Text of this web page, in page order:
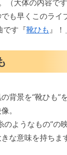
（大体の内容です
も早くこのライ
です『靴ひも 』！
背景を“靴ひも”
。
のようなもの”の
な意味を持ちま